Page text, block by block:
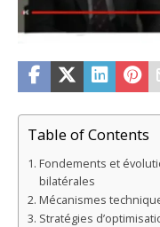
Table of Contents
Fondements et
bilatérales
Mécanismes
Stratégies